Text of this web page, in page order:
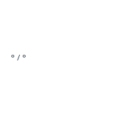
° / °